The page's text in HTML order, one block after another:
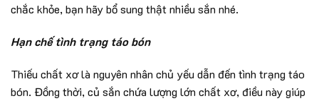
chắc khỏe, bạn hãy bổ sung thật nhiều sắn nhé.
Hạn chế tình trạng táo bón
Thiếu chất xơ là nguyên nhân chủ yếu dẫn đến tình trạng táo
bón. Đồng thời, củ sắn chứa lượng lớn chất xơ, điều này giúp